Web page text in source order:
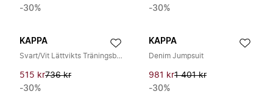
-30%
-30%
KAPPA
Svart/Vit Lättvikts Träningsbyxor
515 kr736 kr
-30%
KAPPA
Denim Jumpsuit
981 kr1 401 kr
-30%